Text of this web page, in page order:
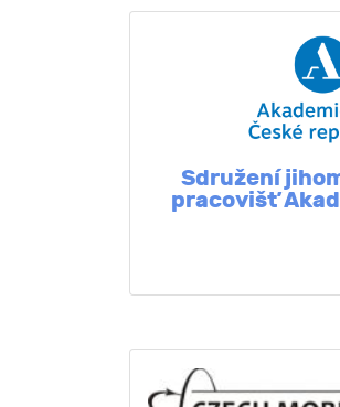
Sdružení
pracovišť